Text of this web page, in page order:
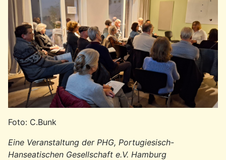
Foto: C.Bunk
Eine Veranstaltung der PHG, Portugiesisch-
Hanseatischen Gesellschaft e.V. Hamburg